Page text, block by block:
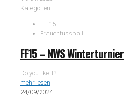
Kategorien
FF-15
Frauenfussball
FF15 – NWS Winterturnier
Do you like it?
mehr lesen
24/09/2024